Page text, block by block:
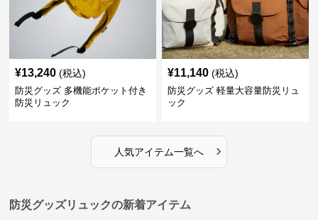
¥13,240 (税込)
防災グッズ 多機能ポケット付き
防災リュック
¥11,140 (税込)
防災グッズ 軽量大容量防災リュ
ック
人気アイテム一覧へ ›
防災グッズリュックの新着アイテム